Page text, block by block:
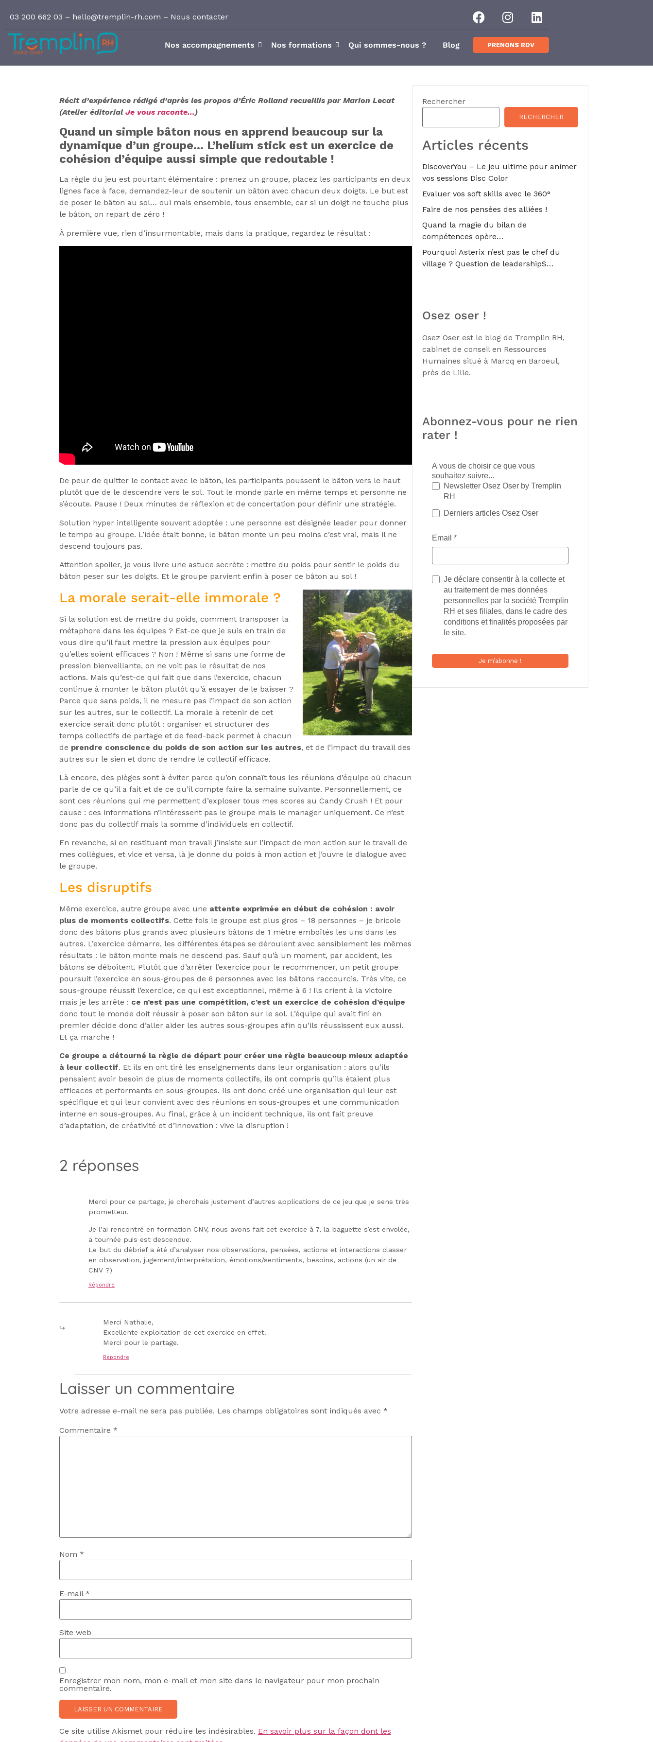
03 200 662 03 – hello@tremplin-rh.com – Nous contacter
Nos accompagnements Nos formations Qui sommes-nous ? Blog PRENONS RDV
Récit d’expérience rédigé d’après les propos d’Éric Rolland recueillis par Marion Lecat
(Atelier éditorial Je vous raconte…)
Quand un simple bâton nous en apprend beaucoup sur la
dynamique d’un groupe… L’helium stick est un exercice de
cohésion d’équipe aussi simple que redoutable !
La règle du jeu est pourtant élémentaire : prenez un groupe, placez les participants en deux
lignes face à face, demandez-leur de soutenir un bâton avec chacun deux doigts. Le but est
de poser le bâton au sol… oui mais ensemble, tous ensemble, car si un doigt ne touche plus
le bâton, on repart de zéro !
À première vue, rien d’insurmontable, mais dans la pratique, regardez le résultat :
De peur de quitter le contact avec le bâton, les participants poussent le bâton vers le haut
plutôt que de le descendre vers le sol. Tout le monde parle en même temps et personne ne
s’écoute. Pause ! Deux minutes de réflexion et de concertation pour définir une stratégie.
Solution hyper intelligente souvent adoptée : une personne est désignée leader pour donner
le tempo au groupe. L’idée était bonne, le bâton monte un peu moins c’est vrai, mais il ne
descend toujours pas.
Attention spoiler, je vous livre une astuce secrète : mettre du poids pour sentir le poids du
bâton peser sur les doigts. Et le groupe parvient enfin à poser ce bâton au sol !
La morale serait-elle immorale ?
Si la solution est de mettre du poids, comment transposer la
métaphore dans les équipes ? Est-ce que je suis en train de
vous dire qu’il faut mettre la pression aux équipes pour
qu’elles soient efficaces ? Non ! Même si sans une forme de
pression bienveillante, on ne voit pas le résultat de nos
actions. Mais qu’est-ce qui fait que dans l’exercice, chacun
continue à monter le bâton plutôt qu’à essayer de le baisser ?
Parce que sans poids, il ne mesure pas l’impact de son action
sur les autres, sur le collectif. La morale à retenir de cet
exercice serait donc plutôt : organiser et structurer des
temps collectifs de partage et de feed-back permet à chacun
de prendre conscience du poids de son action sur les autres, et de l’impact du travail des
autres sur le sien et donc de rendre le collectif efficace.
Là encore, des pièges sont à éviter parce qu’on connaît tous les réunions d’équipe où chacun
parle de ce qu’il a fait et de ce qu’il compte faire la semaine suivante. Personnellement, ce
sont ces réunions qui me permettent d’exploser tous mes scores au Candy Crush ! Et pour
cause : ces informations n’intéressent pas le groupe mais le manager uniquement. Ce n’est
donc pas du collectif mais la somme d’individuels en collectif.
En revanche, si en restituant mon travail j’insiste sur l’impact de mon action sur le travail de
mes collègues, et vice et versa, là je donne du poids à mon action et j’ouvre le dialogue avec
le groupe.
Les disruptifs
Même exercice, autre groupe avec une attente exprimée en début de cohésion : avoir
plus de moments collectifs. Cette fois le groupe est plus gros – 18 personnes – je bricole
donc des bâtons plus grands avec plusieurs bâtons de 1 mètre emboîtés les uns dans les
autres. L’exercice démarre, les différentes étapes se déroulent avec sensiblement les mêmes
résultats : le bâton monte mais ne descend pas. Sauf qu’à un moment, par accident, les
bâtons se déboîtent. Plutôt que d’arrêter l’exercice pour le recommencer, un petit groupe
poursuit l’exercice en sous-groupes de 6 personnes avec les bâtons raccourcis. Très vite, ce
sous-groupe réussit l’exercice, ce qui est exceptionnel, même à 6 ! Ils crient à la victoire
mais je les arrête : ce n’est pas une compétition, c’est un exercice de cohésion d’équipe
donc tout le monde doit réussir à poser son bâton sur le sol. L’équipe qui avait fini en
premier décide donc d’aller aider les autres sous-groupes afin qu’ils réussissent eux aussi.
Et ça marche !
Ce groupe a détourné la règle de départ pour créer une règle beaucoup mieux adaptée
à leur collectif. Et ils en ont tiré les enseignements dans leur organisation : alors qu’ils
pensaient avoir besoin de plus de moments collectifs, ils ont compris qu’ils étaient plus
efficaces et performants en sous-groupes. Ils ont donc créé une organisation qui leur est
spécifique et qui leur convient avec des réunions en sous-groupes et une communication
interne en sous-groupes. Au final, grâce à un incident technique, ils ont fait preuve
d’adaptation, de créativité et d’innovation : vive la disruption !
2 réponses
Merci pour ce partage, je cherchais justement d’autres applications de ce jeu que je sens très
prometteur.
Je l’ai rencontré en formation CNV, nous avons fait cet exercice à 7, la baguette s’est envolée,
a tournée puis est descendue.
Le but du débrief a été d’analyser nos observations, pensées, actions et interactions classer
en observation, jugement/interprétation, émotions/sentiments, besoins, actions (un air de
CNV ?)
Répondre
Merci Nathalie,
Excellente exploitation de cet exercice en effet.
Merci pour le partage.
Répondre
Laisser un commentaire
Votre adresse e-mail ne sera pas publiée. Les champs obligatoires sont indiqués avec *
Commentaire *
Nom *
E-mail *
Site web
Enregistrer mon nom, mon e-mail et mon site dans le navigateur pour mon prochain
commentaire.
Ce site utilise Akismet pour réduire les indésirables. En savoir plus sur la façon dont les
Rechercher
RECHERCHER
Articles récents
DiscoverYou – Le jeu ultime pour animer
vos sessions Disc Color
Evaluer vos soft skills avec le 360°
Faire de nos pensées des alliées !
Quand la magie du bilan de
compétences opère…
Pourquoi Asterix n’est pas le chef du
village ? Question de leadershipS…
Osez oser !
Osez Oser est le blog de Tremplin RH,
cabinet de conseil en Ressources
Humaines situé à Marcq en Baroeul,
près de Lille.
Abonnez-vous pour ne rien
rater !
A vous de choisir ce que vous
souhaitez suivre...
Newsletter Osez Oser by Tremplin
RH
Derniers articles Osez Oser
Email *
Je déclare consentir à la collecte et
au traitement de mes données
personnelles par la société Tremplin
RH et ses filiales, dans le cadre des
conditions et finalités proposées par
le site.